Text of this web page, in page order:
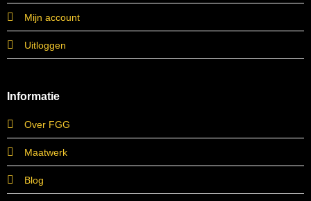
Mijn account
Uitloggen
Informatie
Over FGG
Maatwerk
Blog